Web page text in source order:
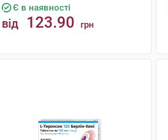
Є в наявності
від 123.90 грн